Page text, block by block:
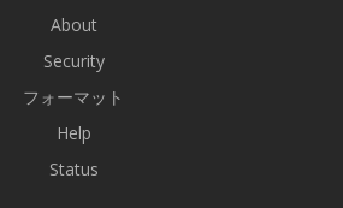
About
Security
フォーマット
Help
Status